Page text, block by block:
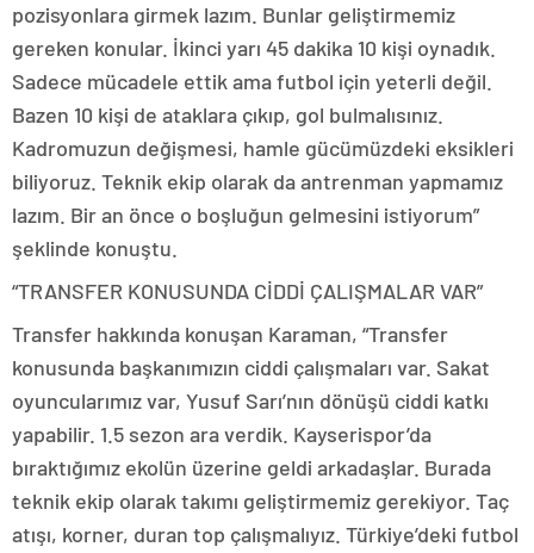
pozisyonlara girmek lazım. Bunlar geliştirmemiz
gereken konular. İkinci yarı 45 dakika 10 kişi oynadık.
Sadece mücadele ettik ama futbol için yeterli değil.
Bazen 10 kişi de ataklara çıkıp, gol bulmalısınız.
Kadromuzun değişmesi, hamle gücümüzdeki eksikleri
biliyoruz. Teknik ekip olarak da antrenman yapmamız
lazım. Bir an önce o boşluğun gelmesini istiyorum”
şeklinde konuştu.
“TRANSFER KONUSUNDA CİDDİ ÇALIŞMALAR VAR”
Transfer hakkında konuşan Karaman, “Transfer
konusunda başkanımızın ciddi çalışmaları var. Sakat
oyuncularımız var, Yusuf Sarı’nın dönüşü ciddi katkı
yapabilir. 1.5 sezon ara verdik. Kayserispor’da
bıraktığımız ekolün üzerine geldi arkadaşlar. Burada
teknik ekip olarak takımı geliştirmemiz gerekiyor. Taç
atışı, korner, duran top çalışmalıyız. Türkiye’deki futbol